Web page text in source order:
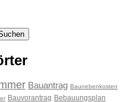
Bauantrag Baunebenkosten
Bauvorantrag Bebauungsplan